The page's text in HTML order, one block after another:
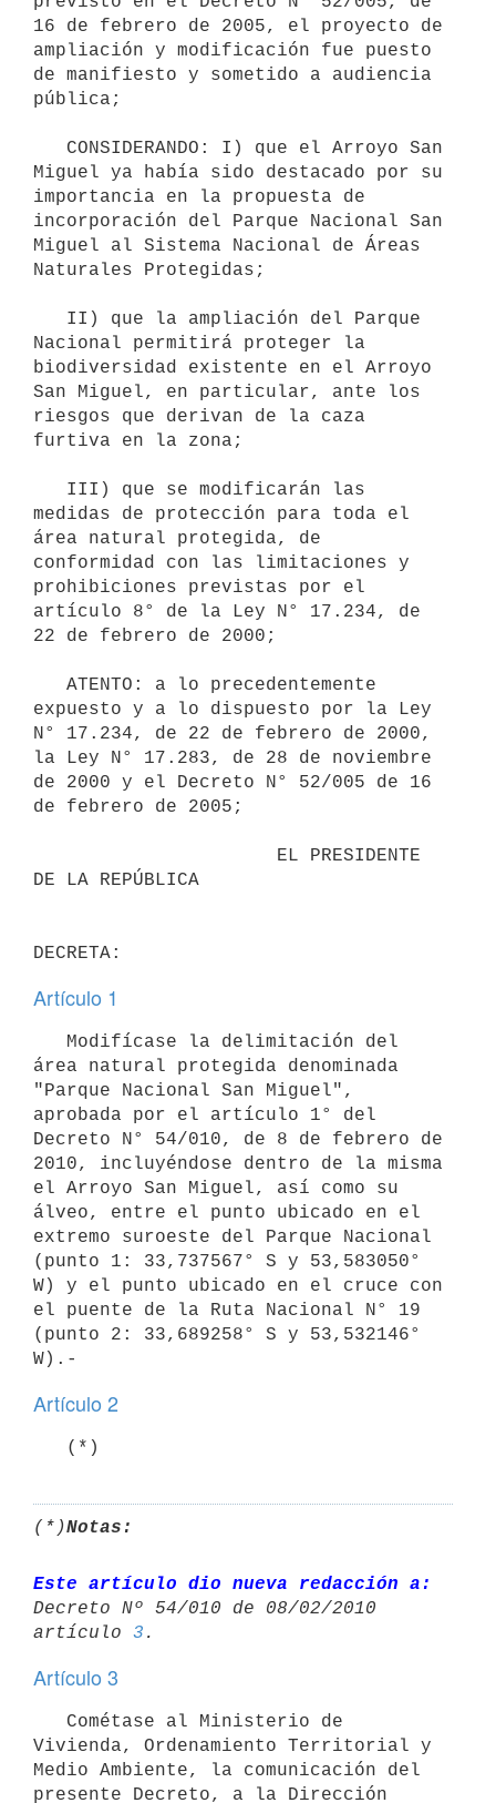
16 de febrero de 2005, el proyecto de
ampliación y modificación fue puesto
de manifiesto y sometido a audiencia
pública;
Miguel ya había sido destacado por su
importancia en la propuesta de
incorporación del Parque Nacional San
Miguel al Sistema Nacional de Áreas
Naturales Protegidas;
Nacional permitirá proteger la
biodiversidad existente en el Arroyo
San Miguel, en particular, ante los
riesgos que derivan de la caza
furtiva en la zona;
medidas de protección para toda el
área natural protegida, de
conformidad con las limitaciones y
prohibiciones previstas por el
artículo 8° de la Ley N° 17.234, de
22 de febrero de 2000;
expuesto y a lo dispuesto por la Ley
N° 17.234, de 22 de febrero de 2000,
la Ley N° 17.283, de 28 de noviembre
de 2000 y el Decreto N° 52/005 de 16
de febrero de 2005;
DE LA REPÚBLICA
Artículo 1
área natural protegida denominada
"Parque Nacional San Miguel",
aprobada por el artículo 1° del
Decreto N° 54/010, de 8 de febrero de
2010, incluyéndose dentro de la misma
el Arroyo San Miguel, así como su
álveo, entre el punto ubicado en el
extremo suroeste del Parque Nacional
(punto 1: 33,737567° S y 53,583050°
W) y el punto ubicado en el cruce con
el puente de la Ruta Nacional N° 19
(punto 2: 33,689258° S y 53,532146°
Artículo 2
   (*)
(*)Notas:
Este artículo dio nueva redacción a:
Decreto Nº 54/010 de 08/02/2010
artículo 3
Artículo 3
Vivienda, Ordenamiento Territorial y
Medio Ambiente, la comunicación del
presente Decreto, a la Dirección